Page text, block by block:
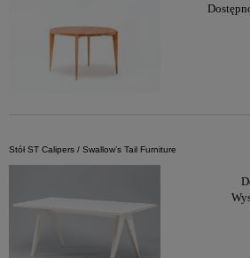
Stół ST Calipers / Swallow’s Tail Furniture